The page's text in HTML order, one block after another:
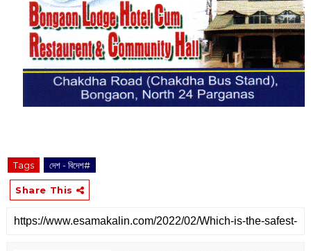
Tags দেশ - বিদেশ#
Share This